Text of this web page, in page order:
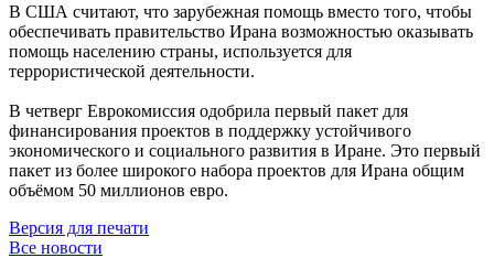
В США считают, что зарубежная помощь вместо того, чтобы
обеспечивать правительство Ирана возможностью оказывать
помощь населению страны, используется для
террористической деятельности.
В четверг Еврокомиссия одобрила первый пакет для
финансирования проектов в поддержку устойчивого
экономического и социального развития в Иране. Это первый
пакет из более широкого набора проектов для Ирана общим
объёмом 50 миллионов евро.
Версия для печати
Все новости